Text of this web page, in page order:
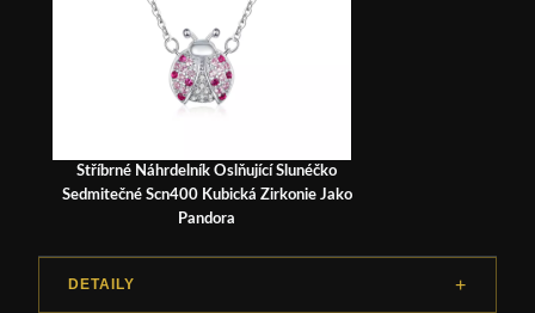
Stříbrné Náhrdelník Oslňující Slunéčko
Sedmitečné Scn400 Kubická Zirkonie Jako
Pandora
DETAILY